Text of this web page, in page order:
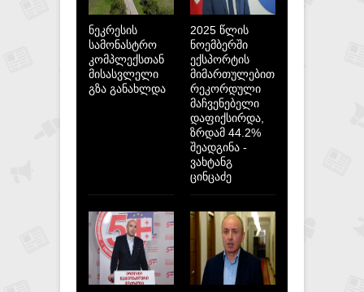
ნეკრესის
სამონასტრო
კომპლექსთან
მისასვლელი
გზა განახლდა
2025 წლის
ნოემბერში
ექსპორტის
მიმართულებით
რეკორდული
მაჩვენებელი
დაფიქსირდა,
ზრდამ 44.2%
შეადგინა -
ვახტანგ
ცინცაძე